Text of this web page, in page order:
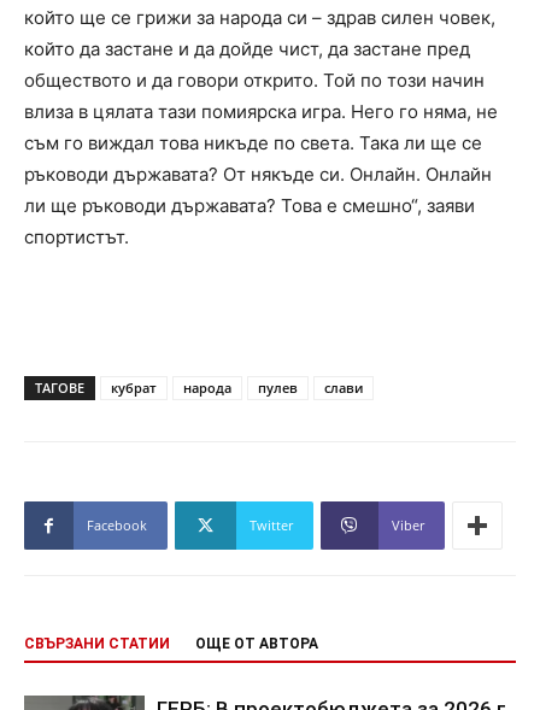
който ще се грижи за народа си – здрав силен човек,
който да застане и да дойде чист, да застане пред
обществото и да говори открито. Той по този начин
влиза в цялата тази помиярска игра. Него го няма, не
съм го виждал това никъде по света. Така ли ще се
ръководи държавата? От някъде си. Онлайн. Онлайн
ли ще ръководи държавата? Това е смешно“, заяви
спортистът.
ТАГОВЕ кубрат народа пулев слави
Facebook Twitter Viber
СВЪРЗАНИ СТАТИИ ОЩЕ ОТ АВТОРА